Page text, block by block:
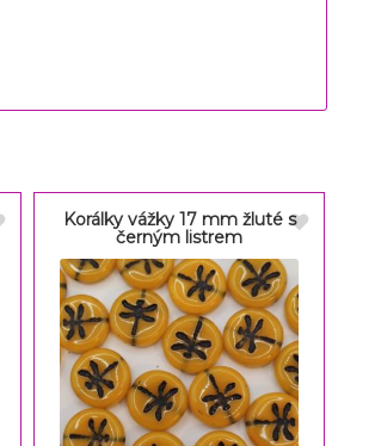
Korálky vážky 17 mm žluté s
černým listrem